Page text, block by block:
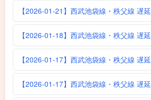
【2026-01-21】西武池袋線・秩父線 遅延
【2026-01-18】西武池袋線・秩父線 遅延
【2026-01-17】西武池袋線・秩父線 遅延
【2026-01-17】西武池袋線・秩父線 遅延